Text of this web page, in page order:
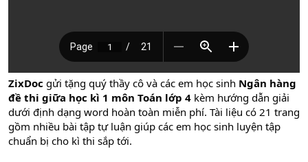
ZixDoc gửi tặng quý thầy cô và các em học sinh Ngân hàng
đề thi giữa học kì 1 môn Toán lớp 4 kèm hướng dẫn giải
dưới định dạng word hoàn toàn miễn phí. Tài liệu có 21 trang
gồm nhiều bài tập tự luận giúp các em học sinh luyện tập
chuẩn bị cho kì thi sắp tới.